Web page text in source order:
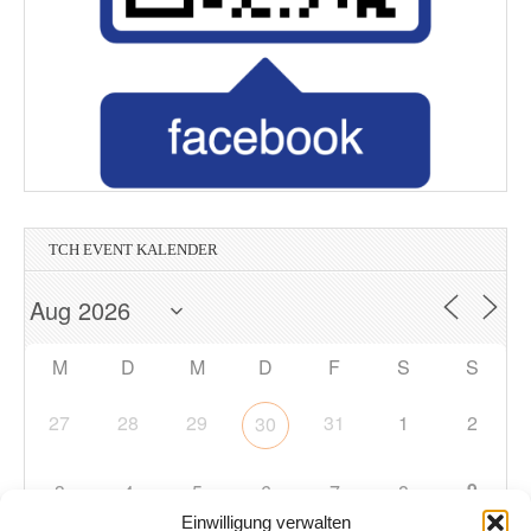
Einwilligung verwalten
TCH EVENT KALENDER
M D M D F S S
27 28 29 30 31 1 2
3 4 5 6 7 8 9